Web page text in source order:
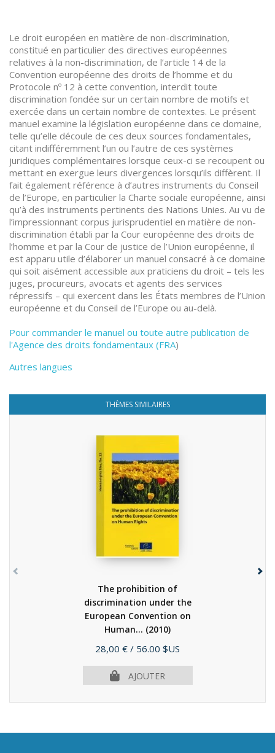
Le droit européen en matière de non-discrimination,
constitué en particulier des directives européennes
relatives à la non-discrimination, de l’article 14 de la
Convention européenne des droits de l’homme et du
Protocole nº 12 à cette convention, interdit toute
discrimination fondée sur un certain nombre de motifs et
exercée dans un certain nombre de contextes. Le présent
manuel examine la législation européenne dans ce domaine,
telle qu’elle découle de ces deux sources fondamentales,
citant indifféremment l’un ou l’autre de ces systèmes
juridiques complémentaires lorsque ceux-ci se recoupent ou
mettant en exergue leurs divergences lorsqu’ils diffèrent. Il
fait également référence à d’autres instruments du Conseil
de l’Europe, en particulier la Charte sociale européenne, ainsi
qu’à des instruments pertinents des Nations Unies. Au vu de
l’impressionnant corpus jurisprudentiel en matière de non-
discrimination établi par la Cour européenne des droits de
l’homme et par la Cour de justice de l’Union européenne, il
est apparu utile d’élaborer un manuel consacré à ce domaine
qui soit aisément accessible aux praticiens du droit – tels les
juges, procureurs, avocats et agents des services
répressifs – qui exercent dans les États membres de l’Union
européenne et du Conseil de l’Europe ou au-delà.
Pour commander le manuel ou toute autre publication de
l'Agence des droits fondamentaux (FRA)
Autres langues
THÈMES SIMILAIRES
The prohibition of
discrimination under the
European Convention on
Human... (2010)
Prix
28,00 € / 56.00 $US
AJOUTER